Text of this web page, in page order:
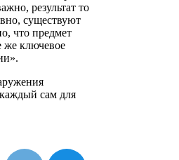
результат то
существуют
что предмет
же ключевое
сам для